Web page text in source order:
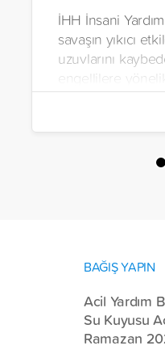
İHH İnsani
savaşın yıkıcı
uzuvlarını
engellilere
çalışmalarını
yürütülen son
Halep, Hama,
bölgelerinde zor
BAĞIŞ YAPIN
Acil Yardım
Su Kuyusu
Ramazan